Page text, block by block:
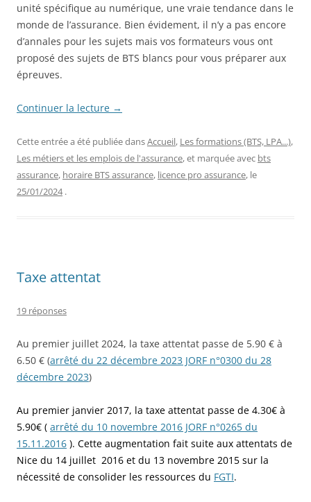
unité spécifique au numérique, une vraie tendance dans le
monde de l’assurance. Bien évidement, il n’y a pas encore
d’annales pour les sujets mais vos formateurs vous ont
proposé des sujets de BTS blancs pour vous préparer aux
épreuves.
Continuer la lecture →
Cette entrée a été publiée dansAccueil, Les formations (BTS, LPA...),
Les métiers et les emplois de l'assurance, et marquée avec bts
assurance, horaire BTS assurance, licence pro assurance, le
25/01/2024 .
Taxe attentat
19 réponses
Au premier juillet 2024, la taxe attentat passe de 5.90 € à
6.50 € (arrêté du 22 décembre 2023 JORF n°0300 du 28
décembre 2023)
Au premier janvier 2017, la taxe attentat passe de 4.30€ à
5.90€ ( arrêté du 10 novembre 2016 JORF n°0265 du
15.11.2016 ). Cette augmentation fait suite aux attentats de
Nice du 14 juillet 2016 et du 13 novembre 2015 sur la
nécessité de consolider les ressources du FGTI.